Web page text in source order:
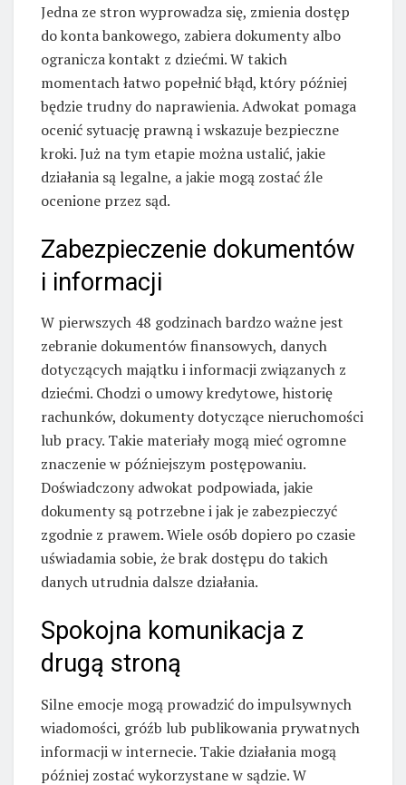
Jedna ze stron wyprowadza się, zmienia dostęp
do konta bankowego, zabiera dokumenty albo
ogranicza kontakt z dziećmi. W takich
momentach łatwo popełnić błąd, który później
będzie trudny do naprawienia. Adwokat pomaga
ocenić sytuację prawną i wskazuje bezpieczne
kroki. Już na tym etapie można ustalić, jakie
działania są legalne, a jakie mogą zostać źle
ocenione przez sąd.
Zabezpieczenie dokumentów
i informacji
W pierwszych 48 godzinach bardzo ważne jest
zebranie dokumentów finansowych, danych
dotyczących majątku i informacji związanych z
dziećmi. Chodzi o umowy kredytowe, historię
rachunków, dokumenty dotyczące nieruchomości
lub pracy. Takie materiały mogą mieć ogromne
znaczenie w późniejszym postępowaniu.
Doświadczony adwokat podpowiada, jakie
dokumenty są potrzebne i jak je zabezpieczyć
zgodnie z prawem. Wiele osób dopiero po czasie
uświadamia sobie, że brak dostępu do takich
danych utrudnia dalsze działania.
Spokojna komunikacja z
drugą stroną
Silne emocje mogą prowadzić do impulsywnych
wiadomości, gróźb lub publikowania prywatnych
informacji w internecie. Takie działania mogą
później zostać wykorzystane w sądzie. W